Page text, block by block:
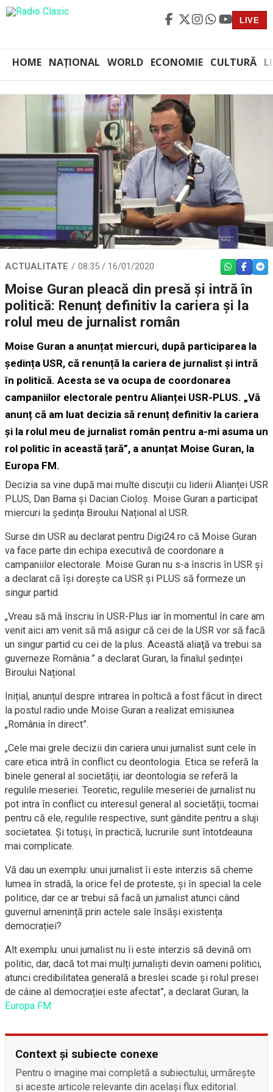
LIVE
HOME NAȚIONAL WORLD ECONOMIE CULTURĂ
ACTUALITATE 08:35 / 16/01/2020 WHATSAPP
Moise Guran pleacă din presă și intră în
politică: Renunț definitiv la cariera și la
rolul meu de jurnalist român
Moise Guran a anunțat miercuri, după participarea la
ședința USR, că renunță la cariera de jurnalist și intră
în politică. Acesta se va ocupa de coordonarea
campaniilor electorale pentru Alianței USR-PLUS. „Vă
anunț că am luat decizia să renunț definitiv la cariera
și la rolul meu de jurnalist român pentru a-mi asuma un
rol politic în această țară”, a anunțat Moise Guran, la
Europa FM.
Decizia sa vine după mai multe discuții cu liderii Alianței USR
PLUS, Dan Barna și Dacian Cioloș. Moise Guran a participat
miercuri la ședința Biroului Național al USR.
Surse din USR au declarat pentru Digi24.ro că Moise Guran
va face parte din echipa executivă de coordonare a
campaniilor electorale. Moise Guran nu s-a înscris în USR și
a declarat că își dorește ca USR și PLUS să formeze un
singur partid.
„Vreau să mă înscriu în USR-Plus iar în momentul în care am
venit aici am venit să mă asigur că cei de la USR vor să facă
un singur partid cu cei de la plus. Această aliaţă va trebui sa
guverneze România.” a declarat Guran, la finalul ședinței
Biroului Național.
Inițial, anunțul despre intrarea în poltică a fost făcut în direct
la postul radio unde Moise Guran a realizat emisiunea
„România în direct”.
„Cele mai grele decizii din cariera unui jurnalist sunt cele în
care etica intră în conflict cu deontologia. Etica se referă la
binele general al societății, iar deontologia se referă la
regulile meseriei. Teoretic, regulile meseriei de jurnalist nu
pot intra în conflict cu interesul general al societății, tocmai
pentru că ele, regulile respective, sunt gândite pentru a sluji
societatea. Și totuși, în practică, lucrurile sunt întotdeauna
mai complicate.
Vă dau un exemplu: unui jurnalist îi este interzis să cheme
lumea în stradă, la orice fel de proteste, și în special la cele
politice, dar ce ar trebui să facă un jurnalist atunci când
guvernul amenință prin actele sale însăși existența
democrației?
Alt exemplu: unui jurnalist nu îi este interzis să devină om
politic, dar, dacă tot mai mulți jurnaliști devin oameni politici,
atunci credibilitatea generală a breslei scade și rolul presei
de câine al democrației este afectat”, a declarat Guran, la
Europa FM
Context și subiecte conexe
Pentru o imagine mai completă a subiectului, urmărește
și aceste articole relevante din același flux editorial.